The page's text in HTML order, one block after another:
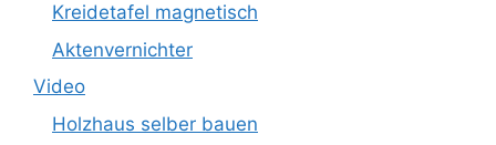
Kreidetafel magnetisch
Aktenvernichter
Video
Holzhaus selber bauen